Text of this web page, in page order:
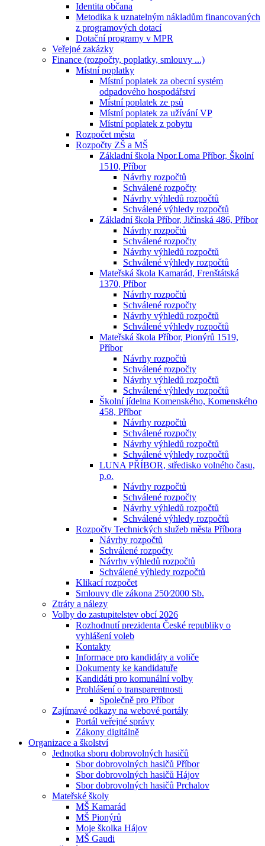
Identita občana
Metodika k uznatelným nákladům financovaných
z programových dotací
Dotační programy v MPR
Veřejné zakázky
Finance (rozpočty, poplatky, smlouvy ...)
Místní poplatky
Místní poplatek za obecní systém
odpadového hospodářství
Místní poplatek ze psů
Místní poplatek za užívání VP
Místní poplatek z pobytu
Rozpočet města
Rozpočty ZŠ a MŠ
Základní škola Npor.Loma Příbor, Školní
1510, Příbor
Návrhy rozpočtů
Schválené rozpočty
Návrhy výhledů rozpočtů
Schválené výhledy rozpočtů
Základní škola Příbor, Jičínská 486, Příbor
Návrhy rozpočtů
Schválené rozpočty
Návrhy výhledů rozpočtů
Schválené výhledy rozpočtů
Mateřská škola Kamarád, Frenštátská
1370, Příbor
Návrhy rozpočtů
Schválené rozpočty
Návrhy výhledů rozpočtů
Schválené výhledy rozpočtů
Mateřská škola Příbor, Pionýrů 1519,
Příbor
Návrhy rozpočtů
Schválené rozpočty
Návrhy výhledů rozpočtů
Schválené výhledy rozpočtů
Školní jídelna Komenského, Komenského
458, Příbor
Návrhy rozpočtů
Schválené rozpočty
Návrhy výhledů rozpočtů
Schválené výhledy rozpočtů
LUNA PŘÍBOR, středisko volného času,
p.o.
Návrhy rozpočtů
Schválené rozpočty
Návrhy výhledů rozpočtů
Schválené výhledy rozpočtů
Rozpočty Technických služeb města Příbora
Návrhy rozpočtů
Schválené rozpočty
Návrhy výhledů rozpočtů
Schválené výhledy rozpočtů
Klikací rozpočet
Smlouvy dle zákona 250⁄2000 Sb.
Ztráty a nálezy
Volby do zastupitelstev obcí 2026
Rozhodnutí prezidenta České republiky o
vyhlášení voleb
Kontakty
Informace pro kandidáty a voliče
Dokumenty ke kandidatuře
Kandidáti pro komunální volby
Prohlášení o transparentnosti
Společně pro Příbor
Zajímavé odkazy na webové portály
Portál veřejné správy
Zákony digitálně
Organizace a školství
Jednotka sboru dobrovolných hasičů
Sbor dobrovolných hasičů Příbor
Sbor dobrovolných hasičů Hájov
Sbor dobrovolných hasičů Prchalov
Mateřské školy
MŠ Kamarád
MŠ Pionýrů
Moje školka Hájov
MŠ Gaudi